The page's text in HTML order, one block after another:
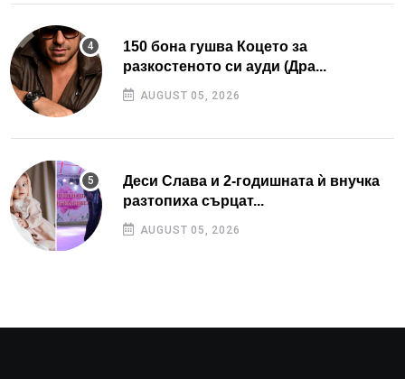
150 бона гушва Коцето за
разкостеното си ауди (Дра...
AUGUST 05, 2026
Деси Слава и 2-годишната ѝ внучка
разтопиха сърцат...
AUGUST 05, 2026